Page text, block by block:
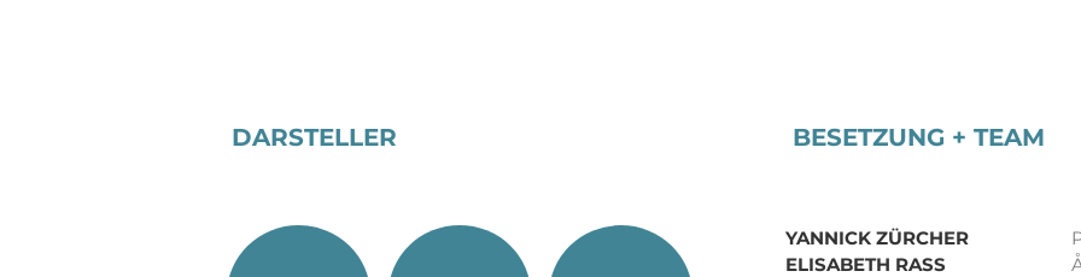
DARSTELLER BESETZUNG + TEAM
YANNICK ZÜRCHER
ELISABETH RASS